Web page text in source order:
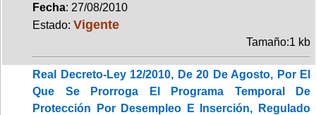
Fecha: 27/08/2010
Estado: Vigente
Tamaño:1 kb
Real Decreto-Ley 12/2010, De 20 De Agosto, Por El
Que Se Prorroga El Programa Temporal De
Protección Por Desempleo E Inserción, Regulado